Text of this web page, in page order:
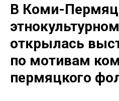
В Коми-
открылась
по мотивам
пермяцкого